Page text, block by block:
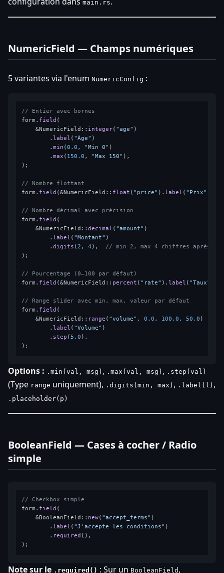
main.rs
NumericField — Champs numériques
5 variantes via l'enum NumericConfig :
// Entier avec bornes
form. field (
    &NumericField::
integer( "age" )
        .
label ( "Âge" )
        .
min (0.0 , "Min 0" )
        .
max ( 150.0 , "Max 150" ),
);
// Nombre flottant
form. field (&NumericField:: float ( "price" ). label ( "Prix"
// Nombre décimal avec précision
form. field (
    &NumericField::
decimal ( "amount" )
        .
label ( "Montant" )
        .
digits (2 , 4 ), // min 2, max 4 chiffres après la
);
// Pourcentage (0–100 par défaut)
form. field (&NumericField:: percent ( "rate" ). label ( "Taux"
// Range slider avec min, max, valeur par défaut
form. field (
    &NumericField::
range ( "volume" , 0.0 , 100.0 , 50.0 )
        .
label ( "Volume" )
        .
step (5.0 ),
Options : .min(val, msg) , .max(val, msg) , .step(val)
(Type range uniquement), .digits(min, max) , .label(l) ,
.placeholder(p)
BooleanField — Cases à cocher / Radio
simple
// Checkbox simple
form. field (
    &BooleanField::
new( "accept_terms" )
        .
label ( "J'accepte les conditions" )
        .
required (),
Note sur le .required() : Sur un BooleanField ,